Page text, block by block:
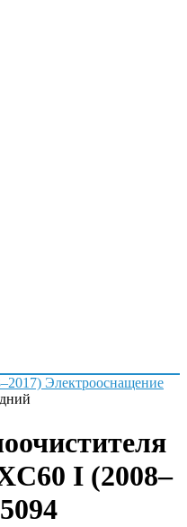
Электрооснащение
I (2008–